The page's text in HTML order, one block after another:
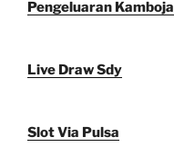
Pengeluaran Kamboja
Live Draw Sdy
Slot Via Pulsa